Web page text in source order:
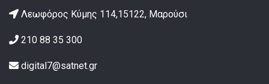
Λεωφόρος Κύμης 114,15122, Μαρούσι
210 88 35 300
digital7@satnet.gr